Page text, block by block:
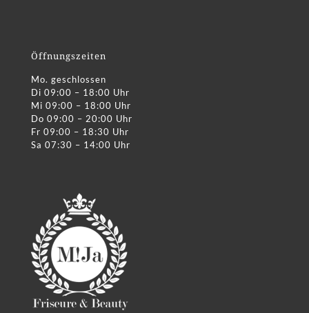
Öffnungszeiten
Mo. geschlossen
Di 09:00 – 18:00 Uhr
Mi 09:00 – 18:00 Uhr
Do 09:00 – 20:00 Uhr
Fr 09:00 – 18:30 Uhr
Sa 07:30 – 14:00 Uhr